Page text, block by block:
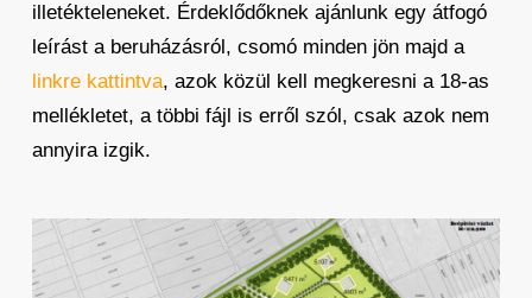
illetékteleneket. Érdeklődőknek ajánlunk egy átfogó
leírást a beruházásról, csomó minden jön majd a
linkre kattintva, azok közül kell megkeresni a 18-as
mellékletet, a többi fájl is erről szól, csak azok nem
annyira izgik.